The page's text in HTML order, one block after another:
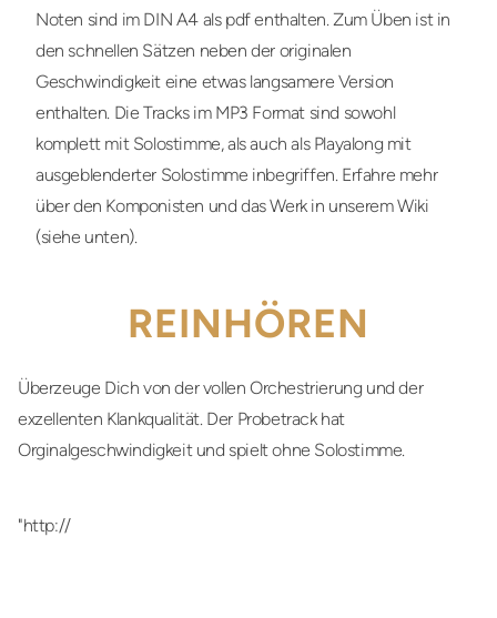
Noten sind im DIN A4 als pdf enthalten. Zum Üben ist in
den schnellen Sätzen neben der originalen
Geschwindigkeit eine etwas langsamere Version
enthalten. Die Tracks im MP3 Format sind sowohl
komplett mit Solostimme, als auch als Playalong mit
ausgeblenderter Solostimme inbegriffen. Erfahre mehr
über den Komponisten und das Werk in unserem Wiki
(siehe unten).
REINHÖREN
Überzeuge Dich von der vollen Orchestrierung und der
exzellenten Klankqualität. Der Probetrack hat
Orginalgeschwindigkeit und spielt ohne Solostimme.
"http://